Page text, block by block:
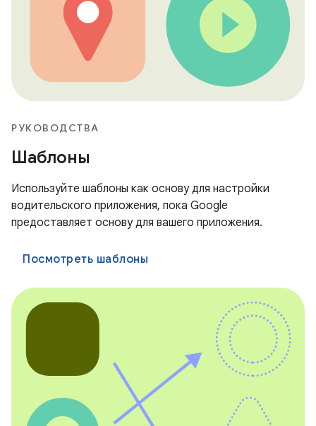
РУКОВОДСТВА
Шаблоны
Используйте шаблоны как основу для настройки
водительского приложения, пока Google
предоставляет основу для вашего приложения.
Посмотреть шаблоны